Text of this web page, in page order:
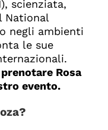
scienziata,
National
negli ambienti
le sue
Rosa
evento.
?